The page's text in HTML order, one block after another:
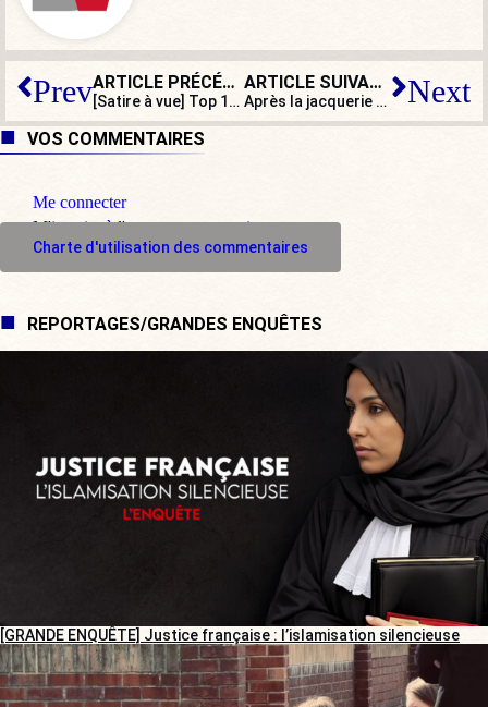
Prev ARTICLE PRÉCÉDENT
[Satire à vue] Top 15 des noms de collège gagnants et perdants
ARTICLE SUIVANT
Après la jacquerie des paysans, celle des marins-pêcheurs ? Next
VOS COMMENTAIRES
Me connecter
M'inscrire à l'espace commentaire
Charte d'utilisation des commentaires
REPORTAGES/GRANDES ENQUÊTES
[GRANDE ENQUÊTE] Justice française : l’islamisation silencieuse